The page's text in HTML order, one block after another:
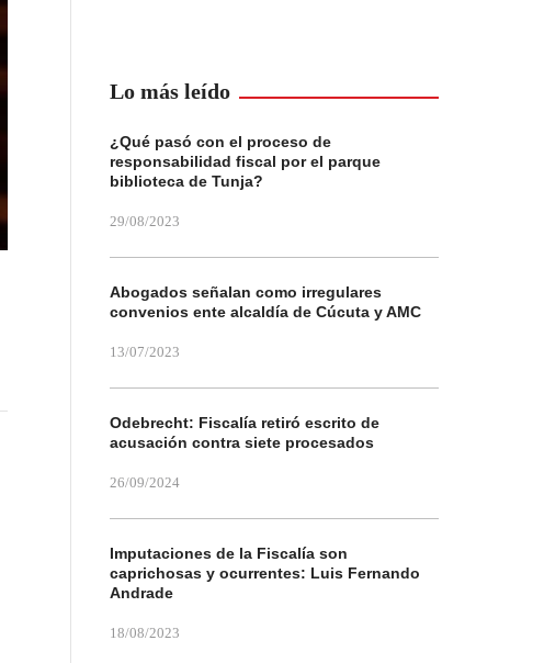
Lo más leído
¿Qué pasó con el proceso de
responsabilidad fiscal por el parque
biblioteca de Tunja?
29/08/2023
Abogados señalan como irregulares
convenios ente alcaldía de Cúcuta y AMC
13/07/2023
Odebrecht: Fiscalía retiró escrito de
acusación contra siete procesados
26/09/2024
Imputaciones de la Fiscalía son
caprichosas y ocurrentes: Luis Fernando
Andrade
18/08/2023